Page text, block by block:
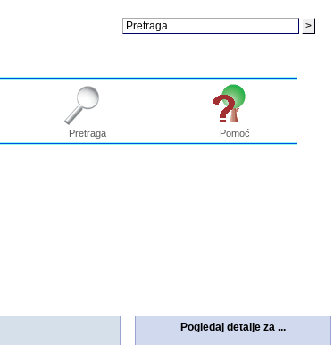
Pretraga Pomoć
Pogledaj detalje za ...